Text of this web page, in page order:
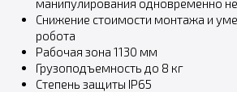
Снижение стоимости монтажа и
робота
Рабочая зона 1130 мм
Грузоподъемность до 8 кг
Степень защиты IP65